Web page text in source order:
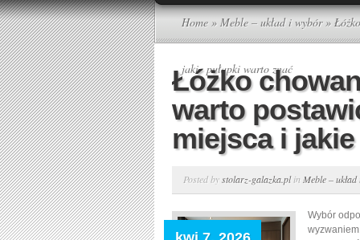
Home » Meble – układ i wybór»
jakie pułapki warto znać
Łóżko
warto
miejsca i
Posted bystolarz-galazka.plin Meble –
Wybór